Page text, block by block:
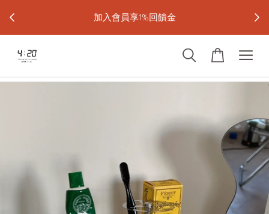
加入會員享1%回饋金